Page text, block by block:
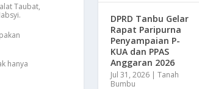
Taubat,
hanya
DPRD Tanbu Gelar
Rapat Paripurna
Penyampaian P-
KUA dan PPAS
Anggaran 2026
Jul 31, 2026| Tanah
Bumbu